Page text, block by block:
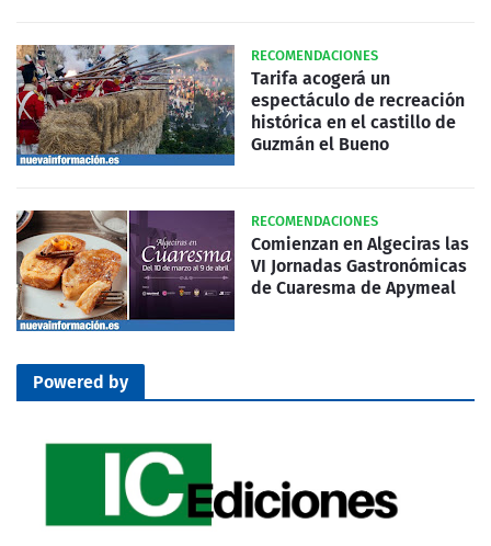
RECOMENDACIONES
Tarifa acogerá un
espectáculo de recreación
histórica en el castillo de
Guzmán el Bueno
RECOMENDACIONES
Comienzan en Algeciras las
VI Jornadas Gastronómicas
de Cuaresma de Apymeal
Powered by